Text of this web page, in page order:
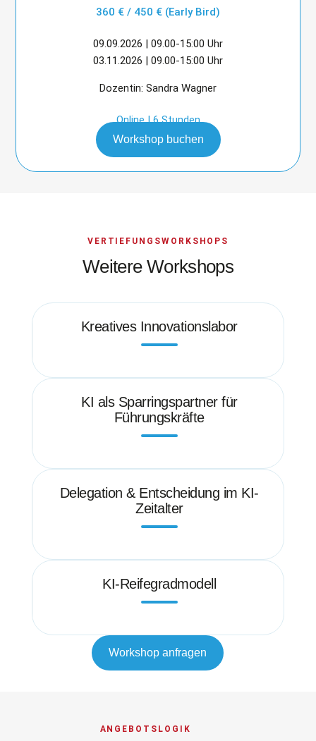
360 € / 450 € (Early Bird)
09.09.2026 | 09.00-15:00 Uhr
03.11.2026 | 09.00-15:00 Uhr
Dozentin: Sandra Wagner
Online | 6 Stunden
Workshop buchen
VERTIEFUNGSWORKSHOPS
Weitere Workshops
Kreatives Innovationslabor
KI als Sparringspartner für
Führungskräfte
Delegation & Entscheidung im KI-
Zeitalter
KI-Reifegradmodell
Workshop anfragen
ANGEBOTSLOGIK